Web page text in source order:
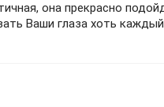
она прекрасно
Ваши глаза хоть